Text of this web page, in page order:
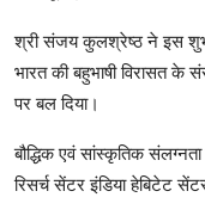
श्री संजय कुलश्रेष्ठ ने इस
भारत की बहुभाषी विरासत के
पर बल दिया।
बौद्धिक एवं सांस्कृतिक संलग्नता
रिसर्च सेंटर इंडिया हेबिटेट